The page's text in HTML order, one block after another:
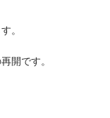
。
開です。